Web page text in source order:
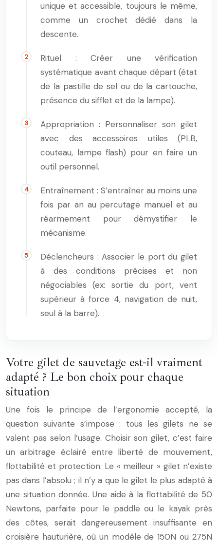
unique et accessible, toujours le même,
comme un crochet dédié dans la
descente.
Rituel : Créer une vérification
systématique avant chaque départ (état
de la pastille de sel ou de la cartouche,
présence du sifflet et de la lampe).
Appropriation : Personnaliser son gilet
avec des accessoires utiles (PLB,
couteau, lampe flash) pour en faire un
outil personnel.
Entraînement : S’entraîner au moins une
fois par an au percutage manuel et au
réarmement pour démystifier le
mécanisme.
Déclencheurs : Associer le port du gilet
à des conditions précises et non
négociables (ex: sortie du port, vent
supérieur à force 4, navigation de nuit,
seul à la barre).
Votre gilet de sauvetage est-il vraiment
adapté ? Le bon choix pour chaque
situation
Une fois le principe de l’ergonomie accepté, la
question suivante s’impose : tous les gilets ne se
valent pas selon l’usage. Choisir son gilet, c’est faire
un arbitrage éclairé entre liberté de mouvement,
flottabilité et protection. Le « meilleur » gilet n’existe
pas dans l’absolu ; il n’y a que le gilet le plus adapté à
une situation donnée. Une aide à la flottabilité de 50
Newtons, parfaite pour le paddle ou le kayak près
des côtes, serait dangereusement insuffisante en
croisière hauturière, où un modèle de 150N ou 275N